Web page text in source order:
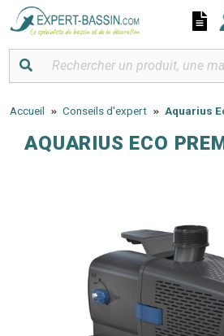
Accueil Conseils d'expert Aquarius
AQUARIUS ECO
Panneau de gestion des cookies